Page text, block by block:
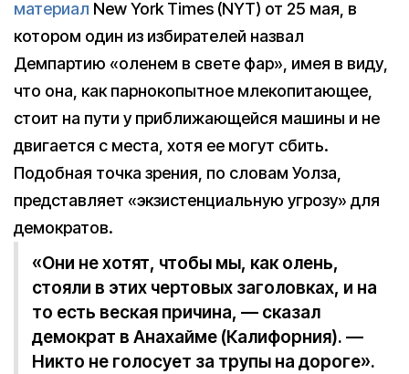
материал New York Times (NYT) от 25 мая, в
котором один из избирателей назвал
Демпартию «оленем в свете фар», имея в виду,
что она, как парнокопытное млекопитающее,
стоит на пути у приближающейся машины и не
двигается с места, хотя ее могут сбить.
Подобная точка зрения, по словам Уолза,
представляет «экзистенциальную угрозу» для
демократов.
«Они не хотят, чтобы мы, как олень,
стояли в этих чертовых заголовках, и на
то есть веская причина, — сказал
демократ в Анахайме (Калифорния). —
Никто не голосует за трупы на дороге».